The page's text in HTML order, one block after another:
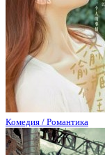
Комедия / Романтика